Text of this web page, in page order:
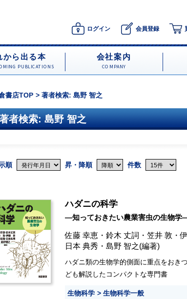
ログイン 会員登録
から出る本
PUBLICATIONS
会社案内
COMPANY
書店TOP 著者検索: 島野 智之
者検索: 島野 智之
順 昇・降順 件数
ハダニの科学
―知っておきたい農業害虫の生物学
佐藤 幸恵 ・ 鈴木 丈詞 ・ 笠井 敦 ・
日本 典秀 ・ 島野 智之(編著)
ハダニ類の生物学的側面に重点をおき
ども解説したコンパクトな専門書
生物科学
生物科学一般